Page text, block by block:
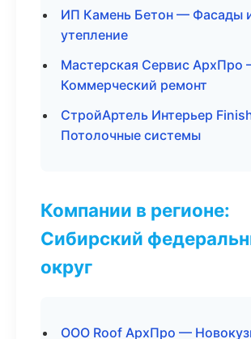
ИП Камень Бетон — Фасады
утепление
Мастерская Сервис АрхПро
Коммерческий ремонт
СтройАртель Интерьер
Потолочные системы
Компании в регионе:
Сибирский
округ
ООО Roof АрхПро —